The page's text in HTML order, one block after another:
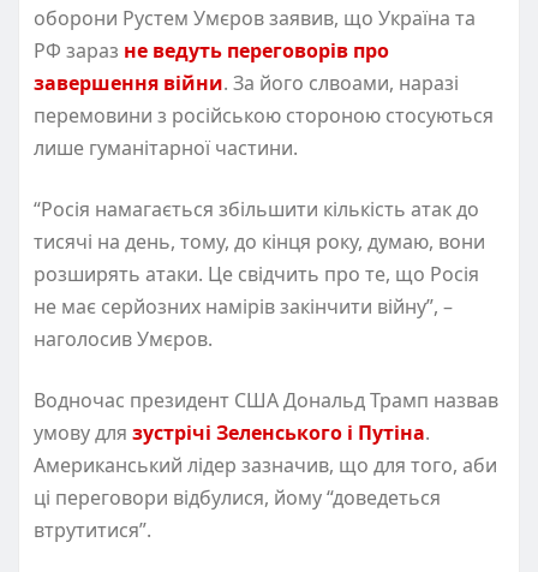
оборони Рустем Умєров заявив, що Україна та
РФ зараз не ведуть переговорів про
завершення війни. За його слвоами, наразі
перемовини з російською стороною стосуються
лише гуманітарної частини.
“Росія намагається збільшити кількість атак до
тисячі на день, тому, до кінця року, думаю, вони
розширять атаки. Це свідчить про те, що Росія
не має серйозних намірів закінчити війну”, –
наголосив Умєров.
Водночас президент США Дональд Трамп назвав
умову для зустрічі Зеленського і Путіна.
Американський лідер зазначив, що для того, аби
ці переговори відбулися, йому “доведеться
втрутитися”.